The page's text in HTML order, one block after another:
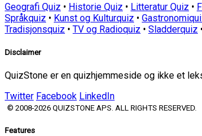
Geografi Quiz • Historie Quiz • Litteratur Quiz •
Språkquiz • Kunst og Kulturquiz •
Tradisjonsquiz • TV og Radioquiz • Sladderquiz •
Disclaimer
QuizStone er en quizhjemmeside og ikke et
Twitter Facebook LinkedIn
© 2008-2026 QUIZSTONE APS. ALL RIGHTS RESERVED.
Features